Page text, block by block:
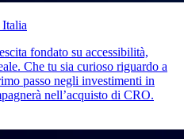
Italia
fondato su accessibilità,
Che tu sia curioso riguardo a
passo negli investimenti in
nell’acquisto di CRO.